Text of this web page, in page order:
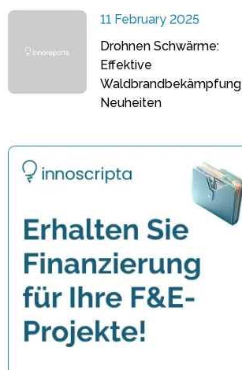
11 February 2025
Drohnen Schwärme:
Effektive
Waldbrandbekämpfung
Neuheiten